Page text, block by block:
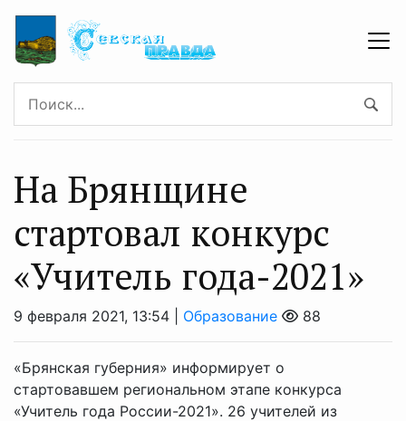
На Брянщине
стартовал конкурс
«Учитель года-2021»
9 февраля 2021, 13:54 | Образование 88
«Брянская губерния» информирует о
стартовавшем региональном этапе конкурса
«Учитель года России-2021». 26 учителей из